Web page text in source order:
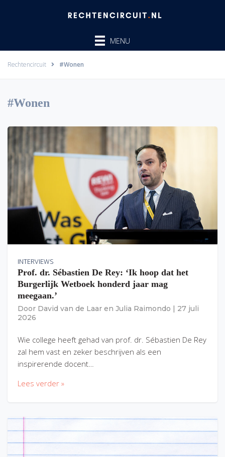
MENU
Rechtencircuit #Wonen
#Wonen
INTERVIEWS
Prof. dr. Sébastien De Rey: ‘Ik hoop dat het
Burgerlijk Wetboek honderd jaar mag
meegaan.’
Door David van de Laar en Julia Raimondo
27 juli
2026
Wie college heeft gehad van prof. dr. Sébastien De Rey
zal hem vast en zeker beschrijven als een
inspirerende docent…
Lees verder »